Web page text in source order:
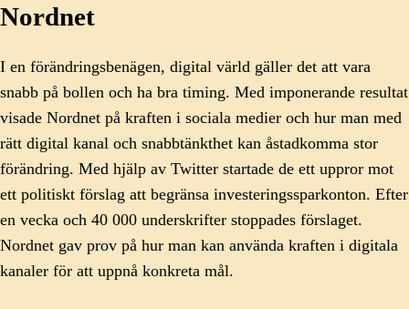
Nordnet
I en förändringsbenägen, digital värld gäller det att vara
snabb på bollen och ha bra timing. Med imponerande resultat
visade Nordnet på kraften i sociala medier och hur man med
rätt digital kanal och snabbtänkthet kan åstadkomma stor
förändring. Med hjälp av Twitter startade de ett uppror mot
ett politiskt förslag att begränsa investeringssparkonton. Efter
en vecka och 40 000 underskrifter stoppades förslaget.
Nordnet gav prov på hur man kan använda kraften i digitala
kanaler för att uppnå konkreta mål.